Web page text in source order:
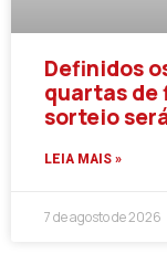
Definidos
quartas de
sorteio
LEIA MAIS »
7 de agosto de 2026